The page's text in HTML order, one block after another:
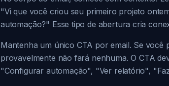
"Vi que você criou seu primeiro projeto
automação?" Esse tipo de abertura cria
Mantenha um único CTA por email. Se
provavelmente não fará nenhuma. O CTA
"Configurar automação", "Ver relatório",